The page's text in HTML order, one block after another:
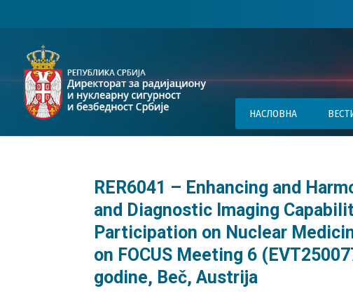
НАСЛОВНА
RER6041 – Enhancing and
and Diagnostic Imaging
Participation on Nuclear
on FOCUS Meeting 6
godine, Beč, Austrija